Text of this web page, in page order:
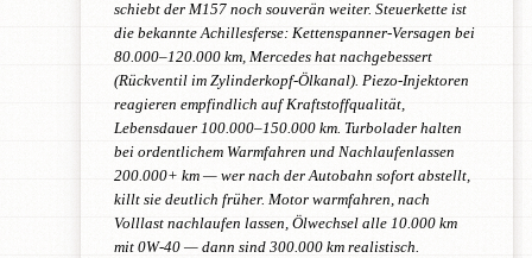
schiebt der M157 noch souverän weiter. Steuerkette ist
die bekannte Achillesferse: Kettenspanner-Versagen bei
80.000–120.000 km, Mercedes hat nachgebessert
(Rückventil im Zylinderkopf-Ölkanal). Piezo-Injektoren
reagieren empfindlich auf Kraftstoffqualität,
Lebensdauer 100.000–150.000 km. Turbolader halten
bei ordentlichem Warmfahren und Nachlaufenlassen
200.000+ km — wer nach der Autobahn sofort abstellt,
killt sie deutlich früher. Motor warmfahren, nach
Volllast nachlaufen lassen, Ölwechsel alle 10.000 km
mit 0W-40 — dann sind 300.000 km realistisch.